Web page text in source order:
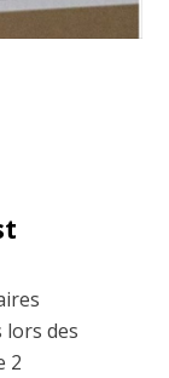
lors des
2